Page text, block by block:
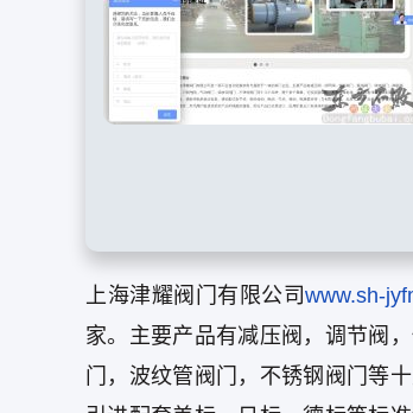
上海津耀阀门有限公司 www.sh-
家。主要产品有减压阀，调节阀
门，波纹管阀门，不锈钢阀门等